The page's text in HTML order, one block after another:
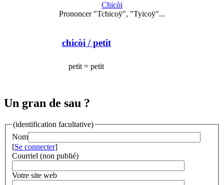
Chicòi
Prononcer "Tchicoÿ", "Tyicoÿ"...
chicòi / petit
petit = petit
Un gran de sau ?
(identification facultative)
Nom
[Se connecter]
Courriel (non publié)
Votre site web